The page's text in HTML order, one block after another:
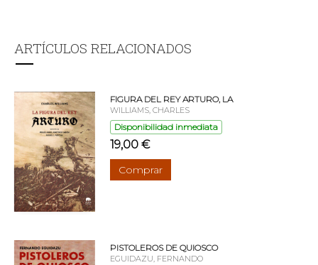
ARTÍCULOS RELACIONADOS
FIGURA DEL REY ARTURO, LA
WILLIAMS, CHARLES
Disponibilidad inmediata
19,00 €
Comprar
PISTOLEROS DE QUIOSCO
EGUIDAZU, FERNANDO